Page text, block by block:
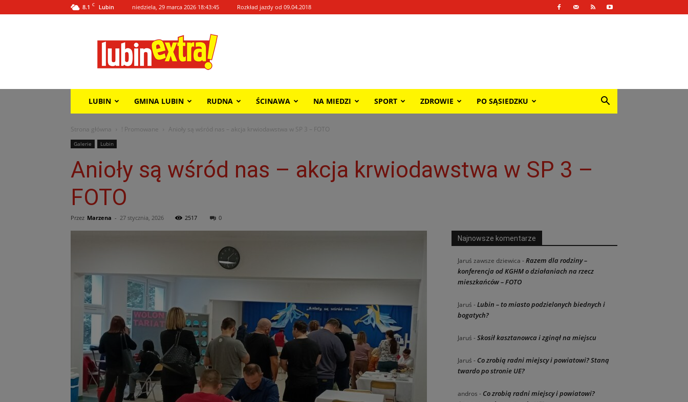
8.1 C Lubin niedziela, 29 marca 2026 18:43:45 Rozkład jazdy od 09.04.2018
Extra!
LUBIN GMINA LUBIN RUDNA ŚCINAWA NA MIEDZI SPORT ZDROWIE PO SĄSIEDZKU
Strona główna ! Promowane Anioły są wśród nas – akcja krwiodawstwa w SP 3 – FOTO
Galerie Lubin
Anioły są wśród nas – akcja krwiodawstwa w SP 3 –
FOTO
Przez Marzena - 27 stycznia, 2026 2517 0
Najnowsze komentarze
Jaruś zawsze dziewica -Razem dla rodziny –
konferencja od KGHM o działaniach na rzecz
mieszkańców – FOTO
Jaruś -Lubin – to miasto podzielonych biednych i
bogatych?
Jaruś -Skosił kasztanowca i zginął na miejscu
Jaruś - Co zrobią radni miejscy i powiatowi? Staną
twardo po stronie UE?
andros - Co zrobią radni miejscy i powiatowi?